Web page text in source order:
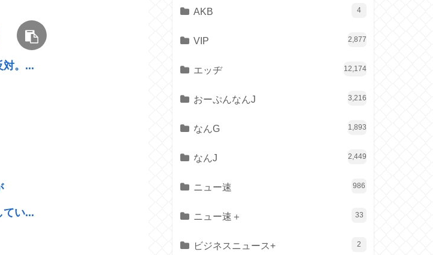
対。...
てい...
AKB 4
VIP 2,877
エッヂ 12,174
おーぷんなんJ 3,216
なんG 1,893
なんJ 2,449
ニュー速 986
ニュー速＋ 33
ビジネスニュース+ 2